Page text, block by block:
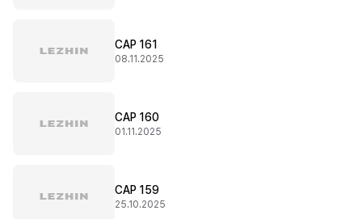
CAP 161
08.11.2025
CAP 160
01.11.2025
CAP 159
25.10.2025